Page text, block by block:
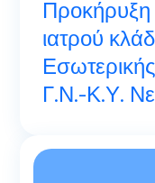
Προκήρυξη
ιατρού
Γ.Ν.-Κ.Υ.